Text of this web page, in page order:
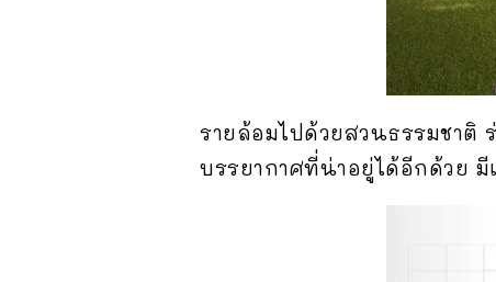
รายล้อมไปด้วยสวนธรรมชา
บรรยากาศที่น่าอยู่ได้อีกด้วย